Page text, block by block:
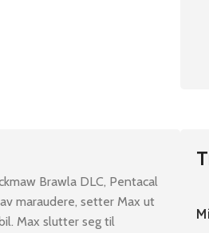
Brawla DLC, Pentacal
maraudere, setter Max ut
Max slutter seg til